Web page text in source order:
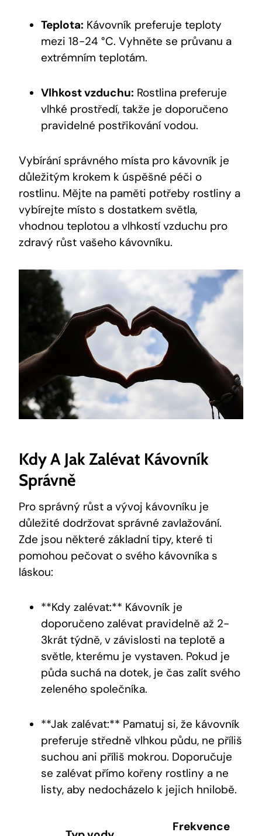
Teplota: Kávovník preferuje teploty
mezi 18-24 °C. Vyhněte se průvanu a
extrémním teplotám.
Vlhkost vzduchu: Rostlina preferuje
vlhké prostředí, takže je doporučeno
pravidelné postřikování vodou.
Vybírání správného místa pro kávovník je
důležitým krokem k úspěšné péči o
rostlinu. Mějte na paměti potřeby rostliny a
vybírejte místo s dostatkem světla,
vhodnou teplotou a vlhkostí vzduchu pro
zdravý růst vašeho kávovníku.
Kdy A Jak Zalévat Kávovník
Správně
Pro správný růst a vývoj kávovníku je
důležité dodržovat správné zavlažování.
Zde jsou některé základní tipy, které ti
pomohou pečovat o svého kávovníka s
láskou:
**Kdy zalévat:** Kávovník je
doporučeno zalévat pravidelně až 2-
3krát týdně, v závislosti na teplotě a
světle, kterému je vystaven. Pokud je
půda suchá na dotek, je čas zalít svého
zeleného společníka.
**Jak zalévat:** Pamatuj si, že kávovník
preferuje středně vlhkou půdu, ne příliš
suchou ani příliš mokrou. Doporučuje
se zalévat přímo kořeny rostliny a ne
listy, aby nedocházelo k jejich hnilobě.
Frekvence